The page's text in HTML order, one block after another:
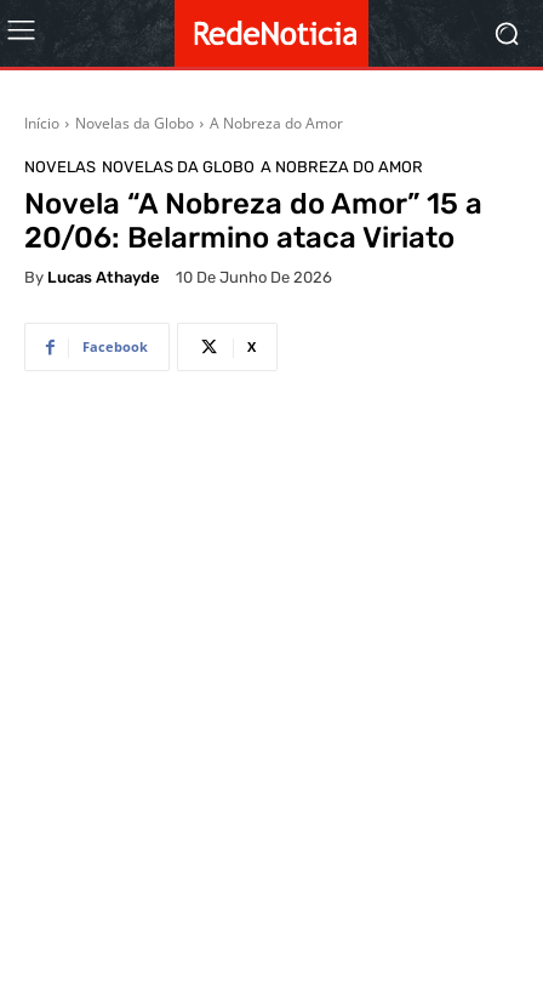
Início Novelas da Globo A Nobreza do Amor
NOVELAS NOVELAS DA GLOBO A NOBREZA DO AMOR
Novela “A Nobreza do Amor” 15 a
20/06: Belarmino ataca Viriato
By Lucas Athayde 10 De Junho De 2026
Facebook X